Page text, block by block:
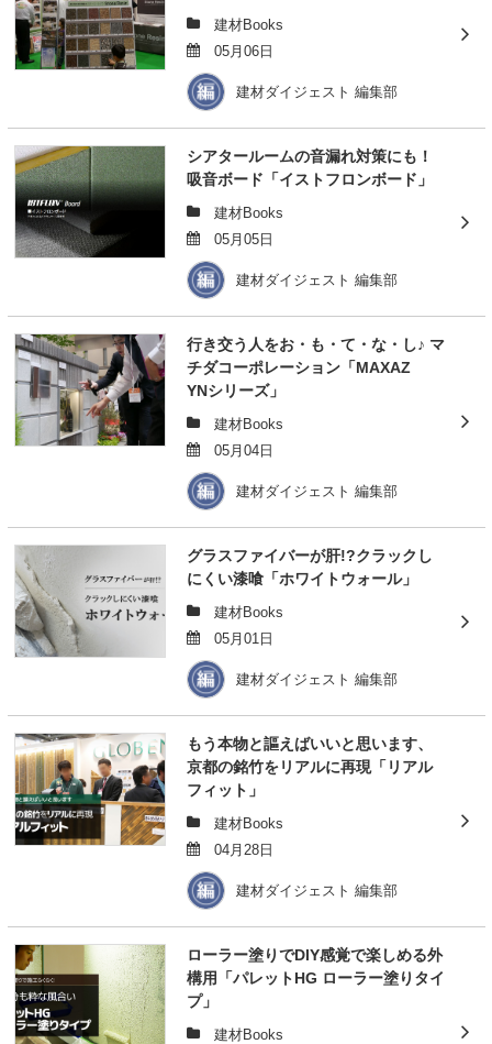
建材Books
05月06日
建材ダイジェスト 編集部
シアタールームの音漏れ対策にも！
吸音ボード「イストフロンボード」
建材Books
05月05日
建材ダイジェスト 編集部
行き交う人をお・も・て・な・し♪ マ
チダコーポレーション「MAXAZ
YNシリーズ」
建材Books
05月04日
建材ダイジェスト 編集部
グラスファイバーが肝!?クラックし
にくい漆喰「ホワイトウォール」
建材Books
05月01日
建材ダイジェスト 編集部
もう本物と謳えばいいと思います、
京都の銘竹をリアルに再現「リアル
フィット」
建材Books
04月28日
建材ダイジェスト 編集部
ローラー塗りでDIY感覚で楽しめる外
構用「パレットHG ローラー塗りタイ
プ」
建材Books